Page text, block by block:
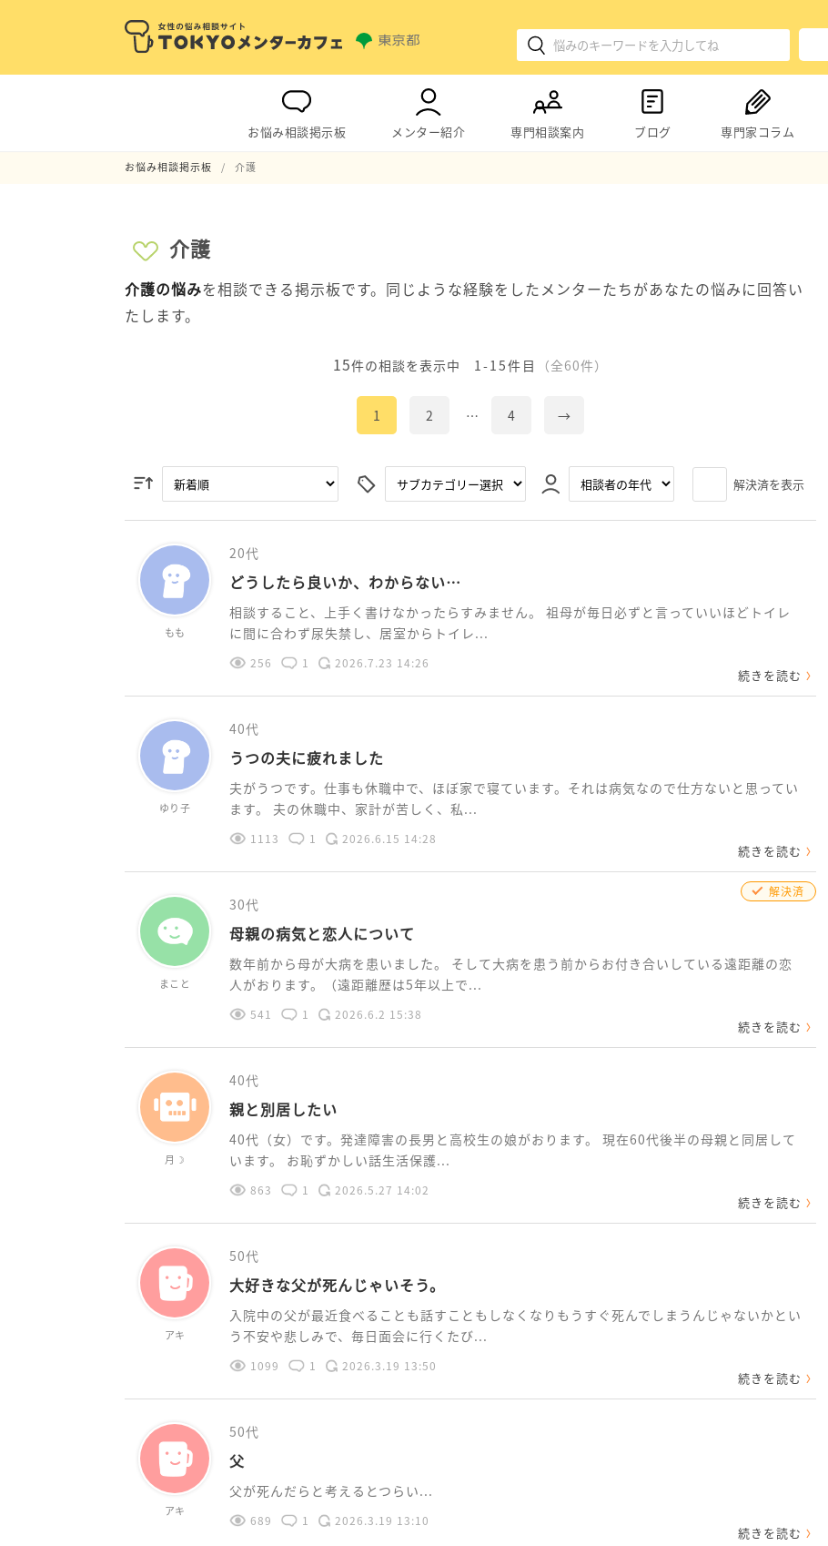
お悩み相談掲示板 メンター紹介 専門相談案内 ブログ 専門家コラム
お悩み相談掲示板 介護
介護
介護の悩みを相談できる掲示板です。同じような経験をしたメンターたちがあなたの悩みに回答い
たします。
15件の相談を表示中 1-15件目 （全60件）
1 2 … 4 →
解決済を表示
もも
20代
どうしたら良いか、わからない…
相談すること、上手く書けなかったらすみません。 祖母が毎日必ずと言っていいほどトイレ
に間に合わず尿失禁し、居室からトイレ...
256 1 2026.7.23 14:26
続きを読む
ゆり子
40代
うつの夫に疲れました
夫がうつです。仕事も休職中で、ほぼ家で寝ています。それは病気なので仕方ないと思ってい
ます。 夫の休職中、家計が苦しく、私...
1113 1 2026.6.15 14:28
続きを読む
まこと
解決済
30代
母親の病気と恋人について
数年前から母が大病を患いました。 そして大病を患う前からお付き合いしている遠距離の恋
人がおります。（遠距離歴は5年以上で...
541 1 2026.6.2 15:38
続きを読む
月☽
40代
親と別居したい
40代（女）です。発達障害の長男と高校生の娘がおります。 現在60代後半の母親と同居して
います。 お恥ずかしい話生活保護...
863 1 2026.5.27 14:02
続きを読む
アキ
50代
大好きな父が死んじゃいそう。
入院中の父が最近食べることも話すこともしなくなりもうすぐ死んでしまうんじゃないかとい
う不安や悲しみで、毎日面会に行くたび...
1099 1 2026.3.19 13:50
続きを読む
アキ
50代
父
父が死んだらと考えるとつらい...
689 1 2026.3.19 13:10
続きを読む